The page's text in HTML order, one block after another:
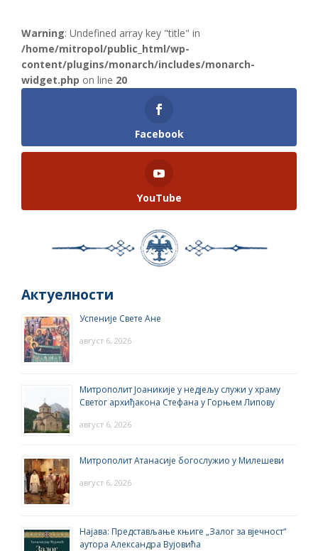
Warning: Undefined array key "title" in
/home/mitropol/public_html/wp-
content/plugins/monarch/includes/monarch-
widget.php on line 20
Facebook
YouTube
Актуелности
Успеније Свете Ане
август 6, 2026
Митрополит Јоаникије у недјељу служи у храму
Светог архиђакона Стефана у Горњем Липову
август 6, 2026
Митрополит Атанасије богослужио у Милешеви
август 6, 2026
Најава: Представљање књиге „Залог за вјечност“
аутора Александра Вујовића